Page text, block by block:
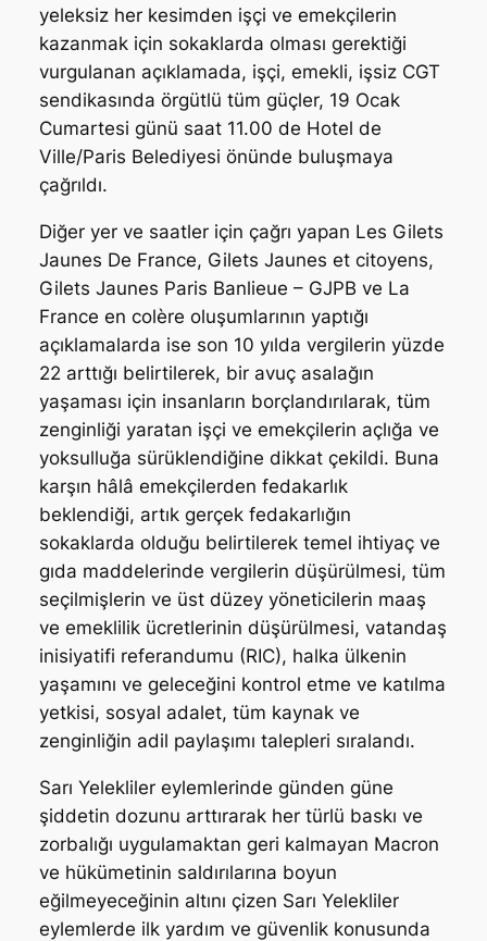
yeleksiz her kesimden işçi ve emekçilerin
kazanmak için sokaklarda olması gerektiği
vurgulanan açıklamada, işçi, emekli, işsiz CGT
sendikasında örgütlü tüm güçler, 19 Ocak
Cumartesi günü saat 11.00 de Hotel de
Ville/Paris Belediyesi önünde buluşmaya
çağrıldı.
Diğer yer ve saatler için çağrı yapan Les Gilets
Jaunes De France, Gilets Jaunes et citoyens,
Gilets Jaunes Paris Banlieue – GJPB ve La
France en colère oluşumlarının yaptığı
açıklamalarda ise son 10 yılda vergilerin yüzde
22 arttığı belirtilerek, bir avuç asalağın
yaşaması için insanların borçlandırılarak, tüm
zenginliği yaratan işçi ve emekçilerin açlığa ve
yoksulluğa sürüklendiğine dikkat çekildi. Buna
karşın hâlâ emekçilerden fedakarlık
beklendiği, artık gerçek fedakarlığın
sokaklarda olduğu belirtilerek temel ihtiyaç ve
gıda maddelerinde vergilerin düşürülmesi, tüm
seçilmişlerin ve üst düzey yöneticilerin maaş
ve emeklilik ücretlerinin düşürülmesi, vatandaş
inisiyatifi referandumu (RIC), halka ülkenin
yaşamını ve geleceğini kontrol etme ve katılma
yetkisi, sosyal adalet, tüm kaynak ve
zenginliğin adil paylaşımı talepleri sıralandı.
Sarı Yelekliler eylemlerinde günden güne
şiddetin dozunu arttırarak her türlü baskı ve
zorbalığı uygulamaktan geri kalmayan Macron
ve hükümetinin saldırılarına boyun
eğilmeyeceğinin altını çizen Sarı Yelekliler
eylemlerde ilk yardım ve güvenlik konusunda